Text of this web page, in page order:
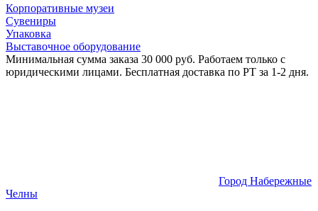
Корпоративные музеи
Сувениры
Упаковка
Выставочное оборудование
Минимальная сумма заказа 30 000 руб. Работаем только с
юридическими лицами. Бесплатная доставка по РТ за 1-2 дня.
Город Набережные
Челны